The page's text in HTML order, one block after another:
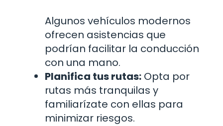
Algunos vehículos modernos
ofrecen asistencias que
podrían facilitar la conducción
con una mano.
Planifica tus rutas: Opta por
rutas más tranquilas y
familiarízate con ellas para
minimizar riesgos.